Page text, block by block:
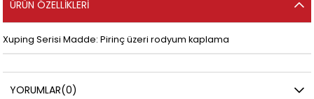
ÜRÜN ÖZELLIKLERI
Xuping Serisi Madde: Pirinç üzeri rodyum kaplama
YORUMLAR(0)